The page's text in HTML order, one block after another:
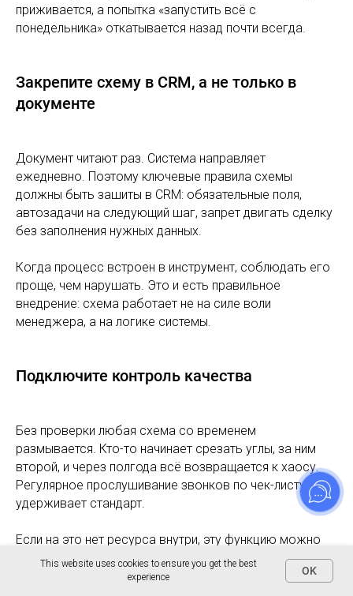
приживается, а попытка «запустить всё с
понедельника» откатывается назад почти всегда.
Закрепите схему в CRM, а не только в
документе
Документ читают раз. Система направляет
ежедневно. Поэтому ключевые правила схемы
должны быть зашиты в CRM: обязательные поля,
автозадачи на следующий шаг, запрет двигать сделку
без заполнения нужных данных.
Когда процесс встроен в инструмент, соблюдать его
проще, чем нарушать. Это и есть правильное
внедрение: схема работает не на силе воли
менеджера, а на логике системы.
Подключите контроль качества
Без проверки любая схема со временем
размывается. Кто-то начинает срезать углы, за ним
второй, и через полгода всё возвращается к хаосу.
Регулярное прослушивание звонков по чек-листу
удерживает стандарт.
Если на это нет ресурса внутри, эту функцию можно
вынести наружу — у нас есть отдельная
контроля качества отдела продаж
, где звонки
This website uses cookies to ensure you get the best
experience
OK